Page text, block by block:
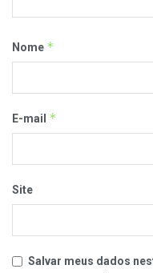
Nome *
E-mail *
Site
Salvar meus dados